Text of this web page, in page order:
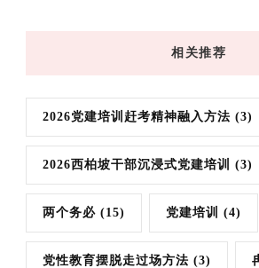
相关推荐
2026党建培训赶考精神融入方法 (3)
2026西柏坡干部沉浸式党建培训 (3)
两个务必 (15) 党建培训 (4)
党性教育摆脱走过场方法 (3)